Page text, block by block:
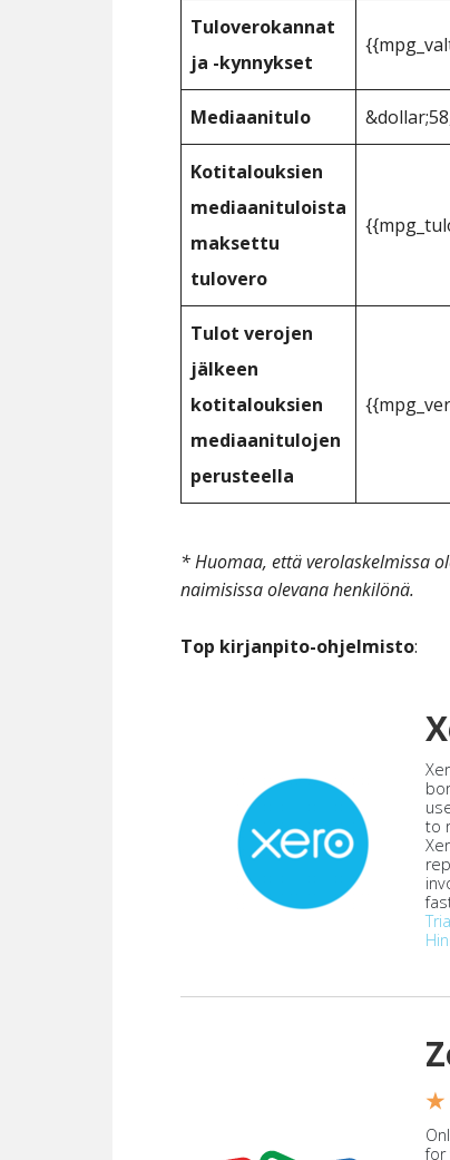
Tuloverokannat
ja -kynnykset
Mediaanitulo
Kotitalouksien
mediaanituloista
maksettu
tulovero
Tulot verojen
jälkeen
kotitalouksien
mediaanitulojen
perusteella
* Huomaa, että verolaskelmissa
naimisissa olevana henkilönä.
Top kirjanpito-ohjelmisto:
to
★
for